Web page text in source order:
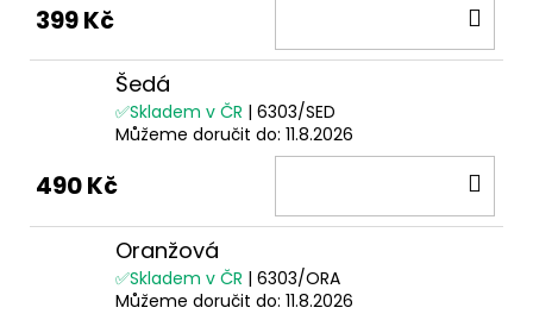
399 Kč
Šedá
✅Skladem v ČR | 6303/SED
Můžeme doručit do: 11.8.2026
490 Kč
Oranžová
✅Skladem v ČR | 6303/ORA
Můžeme doručit do: 11.8.2026